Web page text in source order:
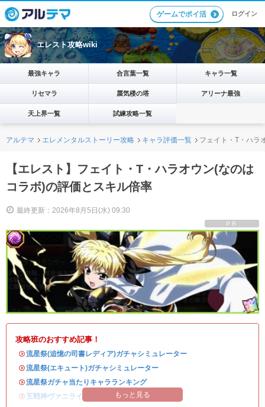
ゲームでポイ活 ログイン
エレスト攻略wiki
最強キャラ 合言葉一覧 キャラ一覧
リセマラ 蜃気楼の塔 アリーナ最強
天上界一覧 試練攻略一覧
アルテマ エレメンタルストーリー攻略 キャラ評価一覧 フェイト・T・ハラ
【エレスト】フェイト・T・ハラオウン(なのは
コラボ)の評価とスキル倍率
最終更新：2026年8月5日(水) 09:30
PR
攻略班のおすすめ記事！
・流星祭(追憶の司書レディア)ガチャシミュレーター
・流星祭(エキュート)ガチャシミュレーター
・流星祭ガチャ当たりキャラランキング
・ 五戦神ヴァニライベントまとめもっと見る